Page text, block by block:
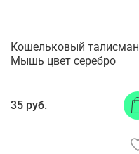
Кошельковый талисман
Мышь цвет серебро
35 руб.